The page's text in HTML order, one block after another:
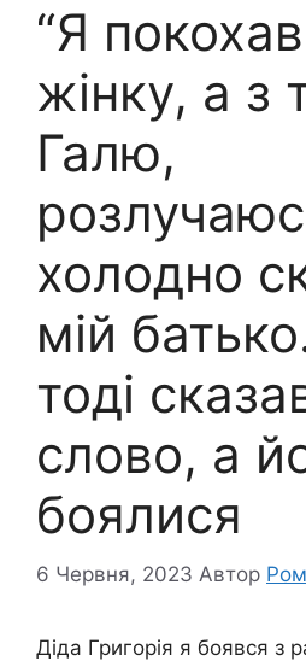
“Я
жінку, а з
Галю,
холодно
мій
тоді
слово, а
боялися
6 Червня, 2023 Автор
Діда Григорія я боявся з